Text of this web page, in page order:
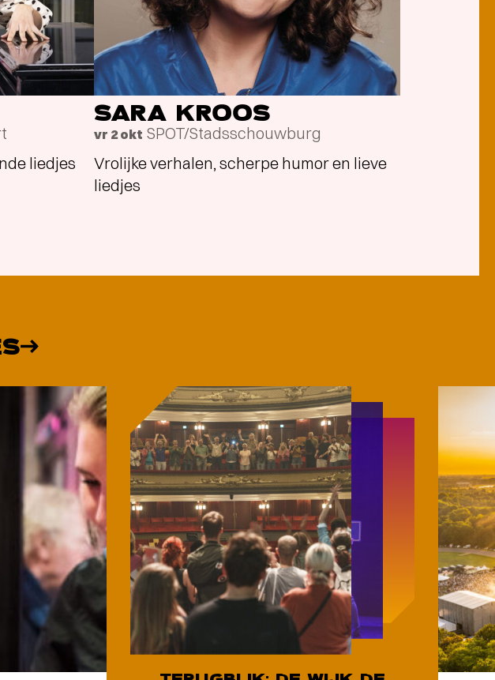
liedjes
SARA KROOS
vr 2 okt SPOT/Stadsschouwburg
Vrolijke verhalen, scherpe humor en lieve
liedjes